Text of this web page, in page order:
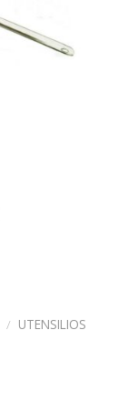
/ UTENSILIOS